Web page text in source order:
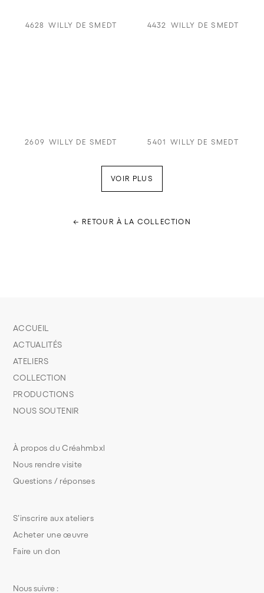
4628 WILLY DE SMEDT 4432 WILLY DE SMEDT
2609 WILLY DE SMEDT 5401 WILLY DE SMEDT
VOIR PLUS
← RETOUR À LA COLLECTION
S’inscrire aux ateliers
Acheter une œuvre
Faire un don
À propos du Créahmbxl
Nous rendre visite
Questions / réponses
ACCUEIL
ACTUALITÉS
ATELIERS
COLLECTION
PRODUCTIONS
NOUS SOUTENIR
Nous suivre :